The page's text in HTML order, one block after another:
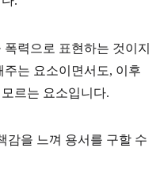
폭력 으로 표현하는 것이지
는 요소이면서도, 이후
르는 요소입니다.
감을 느껴 용서를 구할 수